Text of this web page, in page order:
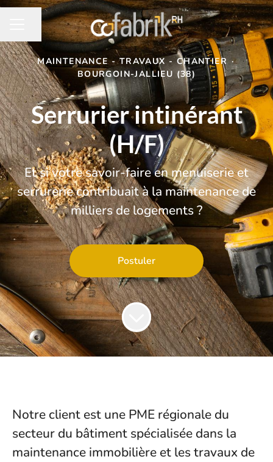
MENU CARRIÈRE
Partager la page
MAINTENANCE - TRAVAUX - CHANTIER ·
BOURGOIN-JALLIEU (38)
Serrurier intinérant
(H/F)
Et si votre savoir-faire en menuiserie et
serrurerie contribuait à la maintenance de
milliers de logements ?
Postuler
Notre client est une PME régionale du
secteur du bâtiment spécialisée dans la
maintenance immobilière et les travaux de